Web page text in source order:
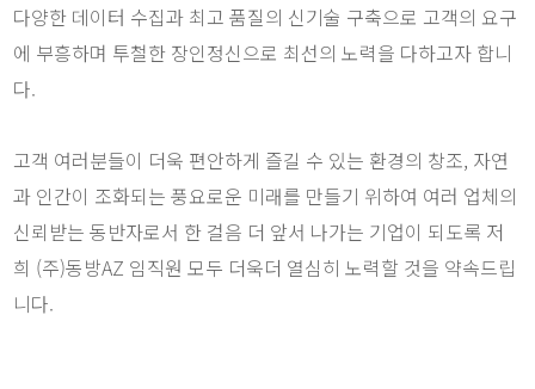
다양한 데이터 수집과 최고 품질의 신기술 구축으로 고객의 요구
에 부흥하며 투철한 장인정신으로 최선의 노력을 다하고자 합니
다.
고객 여러분들이 더욱 편안하게 즐길 수 있는 환경의 창조, 자연
과 인간이 조화되는 풍요로운 미래를 만들기 위하여 여러 업체의
신뢰받는 동반자로서 한 걸음 더 앞서 나가는 기업이 되도록 저
희 (주)동방AZ 임직원 모두 더욱더 열심히 노력할 것을 약속드립
니다.